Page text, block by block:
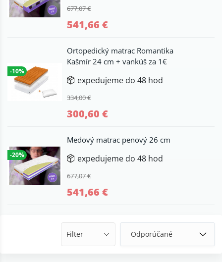
677,07 €
541,66 €
-10%
Ortopedický matrac Romantika
Kašmír 24 cm + vankúš za 1€
expedujeme do 48 hod
334,00 €
300,60 €
-20%
Medový matrac penový 26 cm
expedujeme do 48 hod
677,07 €
541,66 €
Filter